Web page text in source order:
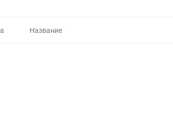
Название